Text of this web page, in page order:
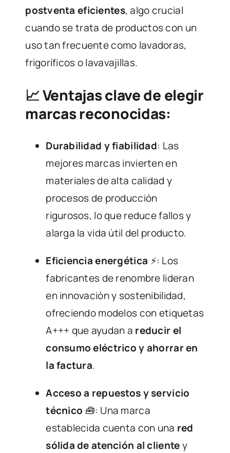
postventa eficientes, algo crucial
cuando se trata de productos con un
uso tan frecuente como lavadoras,
frigoríficos o lavavajillas.
📈 Ventajas clave de elegir
marcas reconocidas:
Durabilidad y fiabilidad: Las
mejores marcas invierten en
materiales de alta calidad y
procesos de producción
rigurosos, lo que reduce fallos y
alarga la vida útil del producto.
Eficiencia energética ⚡: Los
fabricantes de renombre lideran
en innovación y sostenibilidad,
ofreciendo modelos con etiquetas
A+++ que ayudan a reducir el
consumo eléctrico y ahorrar en
la factura.
Acceso a repuestos y servicio
técnico 🧰: Una marca
establecida cuenta con una red
sólida de atención al clientey